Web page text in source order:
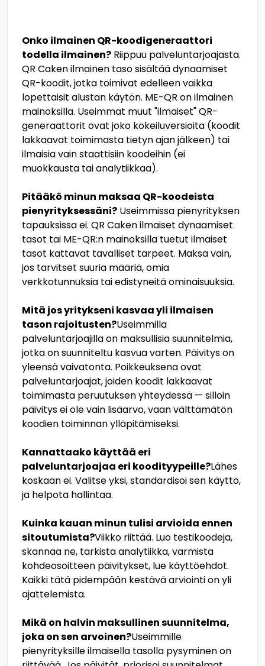
Onko ilmainen QR-koodigeneraattori
todella ilmainen? Riippuu palveluntarjoajasta.
QR Caken ilmainen taso sisältää dynaamiset
QR-koodit, jotka toimivat edelleen vaikka
lopettaisit alustan käytön. ME-QR on ilmainen
mainoksilla. Useimmat muut "ilmaiset" QR-
generaattorit ovat joko kokeiluversioita (koodit
lakkaavat toimimasta tietyn ajan jälkeen) tai
ilmaisia vain staattisiin koodeihin (ei
muokkausta tai analytiikkaa).
Pitääkö minun maksaa QR-koodeista
pienyrityksessäni? Useimmissa pienyrityksen
tapauksissa ei. QR Caken ilmaiset dynaamiset
tasot tai ME-QR:n mainoksilla tuetut ilmaiset
tasot kattavat tavalliset tarpeet. Maksa vain,
jos tarvitset suuria määriä, omia
verkkotunnuksia tai edistyneitä ominaisuuksia.
Mitä jos yritykseni kasvaa yli ilmaisen
tason rajoitusten?Useimmilla
palveluntarjoajilla on maksullisia suunnitelmia,
jotka on suunniteltu kasvua varten. Päivitys on
yleensä vaivatonta. Poikkeuksena ovat
palveluntarjoajat, joiden koodit lakkaavat
toimimasta peruutuksen yhteydessä — silloin
päivitys ei ole vain lisäarvo, vaan välttämätön
koodien toiminnan ylläpitämiseksi.
Kannattaako käyttää eri
palveluntarjoajaa eri koodityypeille?Lähes
koskaan ei. Valitse yksi, standardisoi sen käyttö,
ja helpota hallintaa.
Kuinka kauan minun tulisi arvioida ennen
sitoutumista?Viikko riittää. Luo testikoodeja,
skannaa ne, tarkista analytiikka, varmista
kohdeosoitteen päivitykset, lue käyttöehdot.
Kaikki tätä pidempään kestävä arviointi on yli
ajattelemista.
Mikä on halvin maksullinen suunnitelma,
joka on sen arvoinen?Useimmille
pienyrityksille ilmaisella tasolla pysyminen on